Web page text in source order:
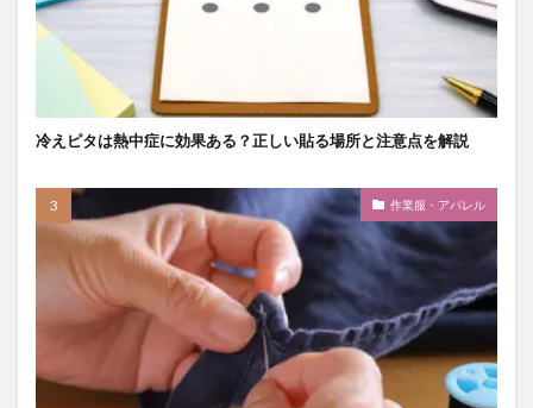
冷えピタは熱中症に効果ある？正しい貼る場所と注意点を解説
作業服・アパレル